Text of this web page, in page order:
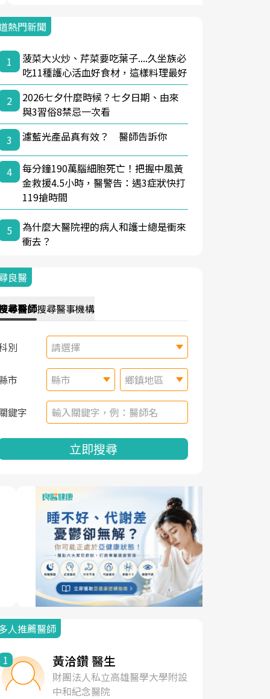
熱門新聞
1
菠菜大火炒、芹菜要吃葉子....久坐族必
吃11種護心活血好食材，這樣料理最好
2
2026七夕什麼時候？七夕日期、由來
與3習俗8禁忌一次看
3
濾藍光產品真有效？ 醫師告訴你
4
每分鐘190萬腦細胞死亡！把握中風黃
金救援4.5小時，醫警告：遇3症狀快打
119搶時間
5
為什麼大醫院裡的病人和護士總是衝來
衝去？
良醫
尋醫師搜尋醫事機構
別 請選擇
市 縣市 鄉鎮地區
鍵字
立即搜尋
人推薦醫師
1 黃洽鑽 醫生
財團法人私立高雄醫學大學附設
中和紀念醫院